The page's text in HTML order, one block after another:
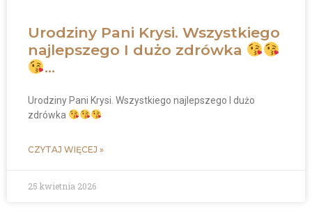
Urodziny Pani Krysi. Wszystkiego
najlepszego I dużo zdrówka
…
Urodziny Pani Krysi. Wszystkiego najlepszego I dużo
zdrówka
CZYTAJ WIĘCEJ »
25 kwietnia 2026